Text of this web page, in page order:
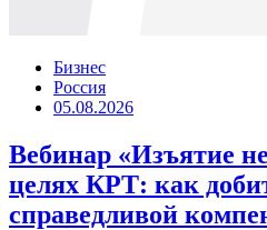
Бизнес
Россия
05.08.2026
Вебинар «Изъятие
целях КРТ: как
справедливой